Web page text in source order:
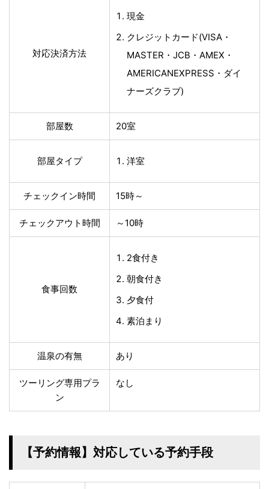
対応決済方法
現金
クレジットカード(VISA・
MASTER・JCB・AMEX・
AMERICANEXPRESS・ダイ
ナーズクラブ)
部屋数 20室
部屋タイプ 洋室
チェックイン時間 15時～
チェックアウト時間 ～10時
食事回数
2食付き
朝食付き
夕食付
素泊まり
温泉の有無 あり
ツーリング専用プラ
ン
なし
【予約情報】対応している予約手段